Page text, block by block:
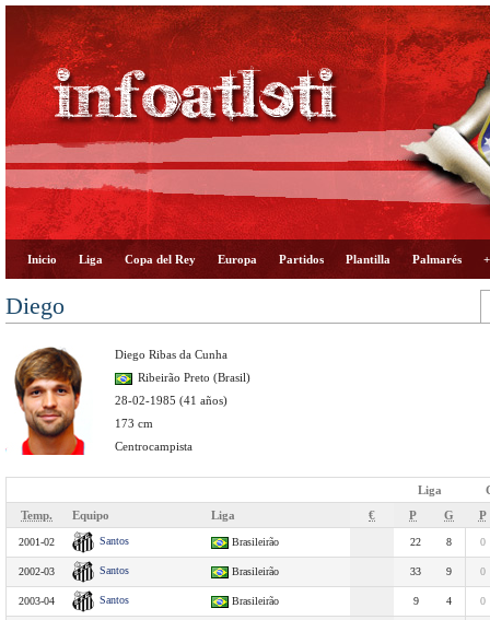
Inicio Liga Copa del Rey Europa Partidos Plantilla Palmarés
Diego
Diego Ribas da Cunha
Ribeirão Preto (Brasil)
28-02-1985 (41 años)
173 cm
Centrocampista
Liga
Temp.
Equipo Liga € P G P
2001-02 Santos Brasileirão 22 8 0
2002-03 Santos Brasileirão 33 9 0
2003-04 Santos Brasileirão 9 4 0